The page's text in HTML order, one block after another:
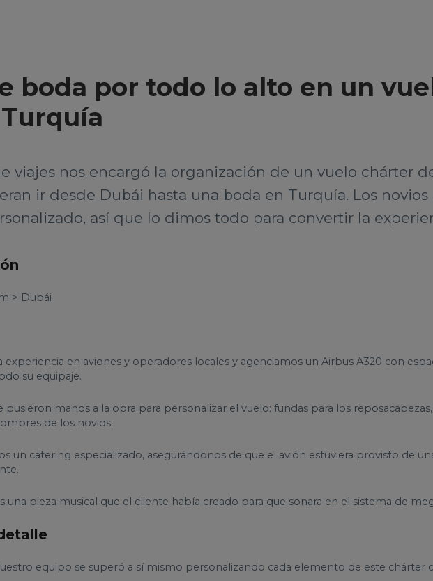
boda por todo lo alto en un
viajes nos encargó la organización de un vuelo chárter
ir desde Dubái hasta una boda en Turquía. Los
así que lo dimos todo para convertir la
> Dubái
experiencia en aviones y operadores locales y agenciamos un Airbus A320 con
su equipaje.
pusieron manos a la obra para personalizar el vuelo: fundas para los
de los novios.
un catering especializado, asegurándonos de que el avión estuviera provisto de
una pieza musical que el cliente había creado para que sonara en el sistema de
equipo se superó a sí mismo personalizando cada elemento de este chárter